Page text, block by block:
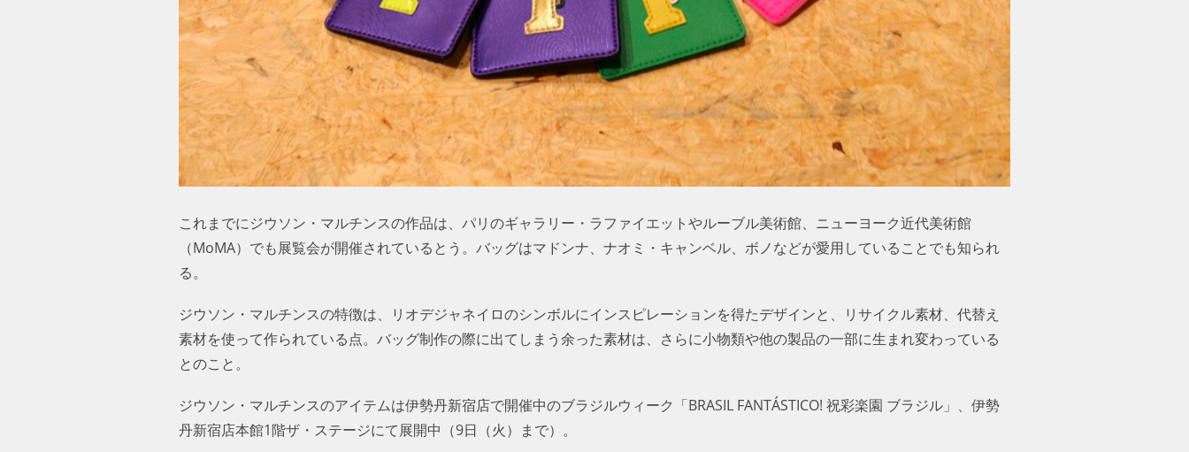
これまでにジウソン・マルチンスの作品は、パリのギャラリー・ラファイエットやルーブル美術館、ニューヨーク近代美術館
（MoMA）でも展覧会が開催されているとう。バッグはマドンナ、ナオミ・キャンベル、ボノなどが愛用していることでも知られ
る。
ジウソン・マルチンスの特徴は、リオデジャネイロのシンボルにインスピレーションを得たデザインと、リサイクル素材、代替え
素材を使って作られている点。バッグ制作の際に出てしまう余った素材は、さらに小物類や他の製品の一部に生まれ変わっている
とのこと。
ジウソン・マルチンスのアイテムは伊勢丹新宿店で開催中のブラジルウィーク「BRASIL FANTÁSTICO! 祝彩楽園 ブラジル」、伊
勢丹新宿店本館1階ザ・ステージにて展開中（9日（火）まで）。